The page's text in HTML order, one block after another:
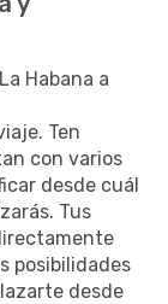
Habana a
Ten
con varios
desde cuál
Tus
posibilidades
desde